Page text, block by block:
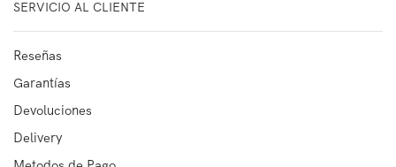
SERVICIO AL CLIENTE
Reseñas
Garantías
Devoluciones
Delivery